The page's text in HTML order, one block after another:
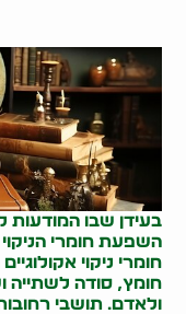
בעידן שבו
השפעת חומרי
חומרי ניקוי
חומץ, סודה לשתייה
ולאדם. תושבי